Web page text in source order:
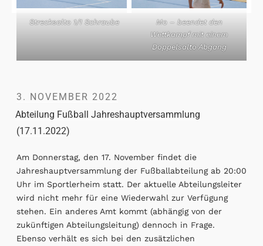
Strecksalto 1/1 Schraube
Mo – beendet den
Wettkampf mit einem
Doppelsalto Abgang
3. NOVEMBER 2022
Abteilung Fußball Jahreshauptversammlung
(17.11.2022)
Am Donnerstag, den 17. November findet die
Jahreshauptversammlung der Fußballabteilung ab 20:00
Uhr im Sportlerheim statt. Der aktuelle Abteilungsleiter
wird nicht mehr für eine Wiederwahl zur Verfügung
stehen. Ein anderes Amt kommt (abhängig von der
zukünftigen Abteilungsleitung) dennoch in Frage.
Ebenso verhält es sich bei den zusätzlichen